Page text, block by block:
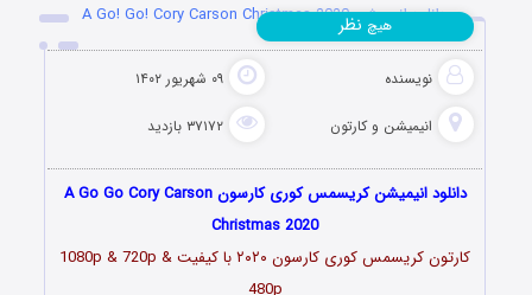
دانلود انیمیشن A Go! Go! Cory Carson Christmas 2020
نویسنده ۰۹ شهریور ۱۴۰۲
انیمیشن و کارتون ۳۷۱۷۲ بازدید
هیچ نظر
دانلود انیمیشن کریسمس کوری کارسون A Go Go Cory Carson
Christmas 2020
کارتون کریسمس کوری کارسون ۲۰۲۰
با کیفیت 1080p & 720p &
480p